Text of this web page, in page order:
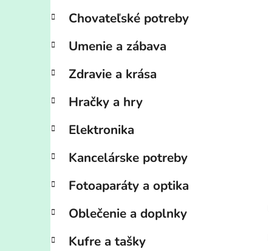
Chovateľské potreby
Umenie a zábava
Zdravie a krása
Hračky a hry
Elektronika
Kancelárske potreby
Fotoaparáty a optika
Oblečenie a doplnky
Kufre a tašky